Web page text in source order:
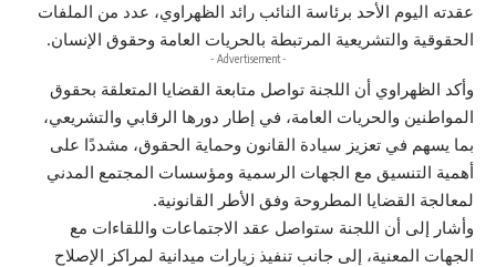
عقدته اليوم الأحد برئاسة النائب رائد الظهراوي، عدد من الملفات
الحقوقية والتشريعية المرتبطة بالحريات العامة وحقوق الإنسان.
- Advertisement -
وأكد الظهراوي أن اللجنة تواصل متابعة القضايا المتعلقة بحقوق
المواطنين والحريات العامة، في إطار دورها الرقابي والتشريعي،
بما يسهم في تعزيز سيادة القانون وحماية الحقوق، مشددًا على
أهمية التنسيق مع الجهات الرسمية ومؤسسات المجتمع المدني
لمعالجة القضايا المطروحة وفق الأطر القانونية.
وأشار إلى أن اللجنة ستواصل عقد الاجتماعات واللقاءات مع
الجهات المعنية، إلى جانب تنفيذ زيارات ميدانية لمراكز الإصلاح